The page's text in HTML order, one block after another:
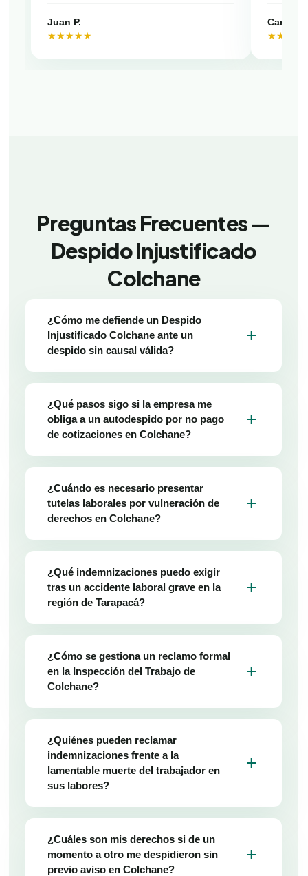
Juan P.
★★★★★
Camila
Preguntas Frecuentes —
Despido Injustificado
Colchane
¿Cómo me defiende un Despido
Injustificado Colchane ante un
despido sin causal válida?
add
¿Qué pasos sigo si la empresa me
obliga a un autodespido por no pago
de cotizaciones en Colchane?
add
¿Cuándo es necesario presentar
tutelas laborales por vulneración de
derechos en Colchane?
add
¿Qué indemnizaciones puedo exigir
tras un accidente laboral grave en la
región de Tarapacá?
add
¿Cómo se gestiona un reclamo formal
en la Inspección del Trabajo de
Colchane?
add
¿Quiénes pueden reclamar
indemnizaciones frente a la
lamentable muerte del trabajador en
sus labores?
add
¿Cuáles son mis derechos si de un
momento a otro me despidieron sin
previo aviso en Colchane?
add